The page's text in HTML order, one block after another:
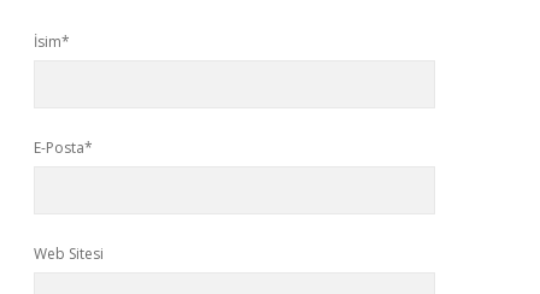
İsim*
E-Posta*
Web Sitesi